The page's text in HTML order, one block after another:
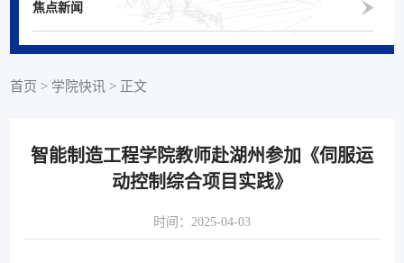
焦点新闻
首页 > 学院快讯 > 正文
智能制造工程学院教师赴湖州参加《伺服运
动控制综合项目实践》
时间：2025-04-03